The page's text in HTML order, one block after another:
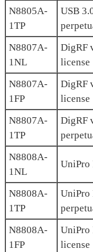
N8805A-
1TP
USB
N8807A-
1NL
DigRF
license
N8807A-
1FP
DigRF
license
N8807A-
1TP
DigRF
N8808A-
1NL
UniPro
N8808A-
1TP
UniPro
N8808A-
1FP
UniPro
license